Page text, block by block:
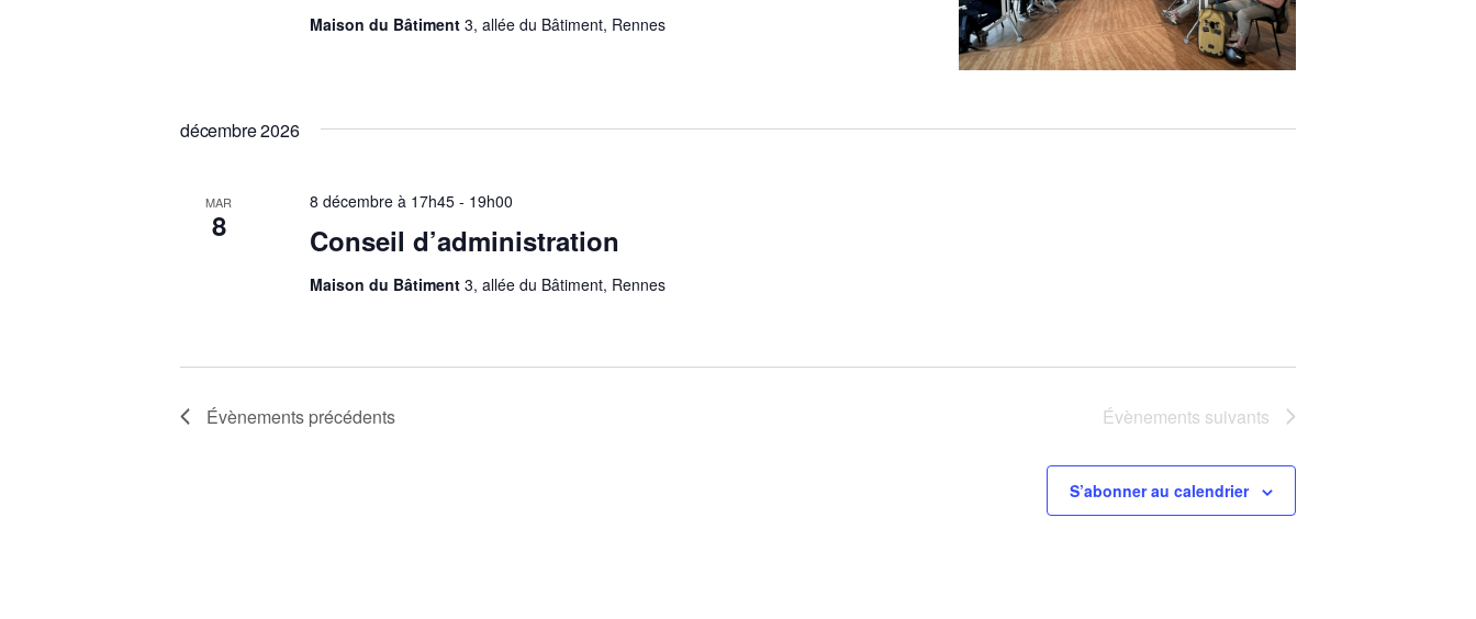
Maison du Bâtiment3, allée du Bâtiment, Rennes
décembre 2026
MAR
8 Conseil d’administration
8 décembre à 17h45 - 19h00
Maison du Bâtiment3, allée du Bâtiment, Rennes
Évènements précédents Évènements suivants
S’abonner au calendrier